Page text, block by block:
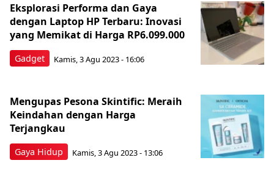
Gadget
Eksplorasi Performa dan Gaya
dengan Laptop HP Terbaru: Inovasi
yang Memikat di Harga RP6.099.000
Kamis, 3 Agu 2023 - 16:06
Gaya Hidup
Mengupas Pesona Skintific: Meraih
Keindahan dengan Harga
Terjangkau
Kamis, 3 Agu 2023 - 13:06